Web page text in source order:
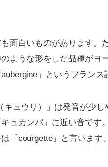
面白いものがあります。
ような形をした品種がヨ
」というフランス
キュウリ）」は発音が少
ュカンバ」に近い音です
「courgette」と言いま